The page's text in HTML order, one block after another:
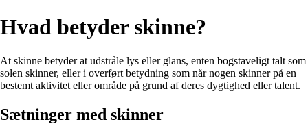
Hvad betyder skinne?
At skinne betyder at udstråle lys eller glans, enten bogstaveligt talt som
solen skinner, eller i overført betydning som når nogen skinner på en
bestemt aktivitet eller område på grund af deres dygtighed eller talent.
Sætninger med skinner